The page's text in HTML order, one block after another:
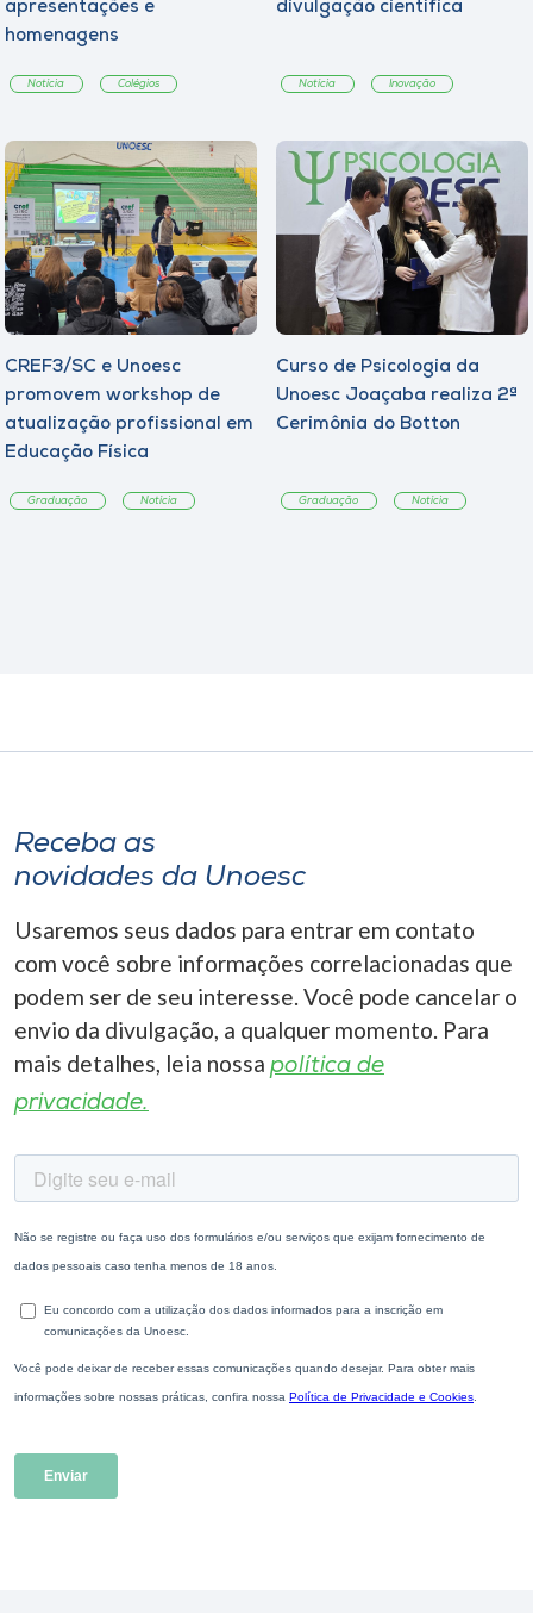
apresentações e
homenagens
Notícia Colégios
divulgação científica
Notícia Inovação
CREF3/SC e Unoesc
promovem workshop de
atualização profissional em
Educação Física
Graduação Notícia
Curso de Psicologia da
Unoesc Joaçaba realiza 2ª
Cerimônia do Botton
Graduação Notícia
Receba as
novidades da Unoesc
Usaremos seus dados para entrar em contato
com você sobre informações correlacionadas que
podem ser de seu interesse. Você pode cancelar o
envio da divulgação, a qualquer momento. Para
mais detalhes, leia nossa política de
privacidade.